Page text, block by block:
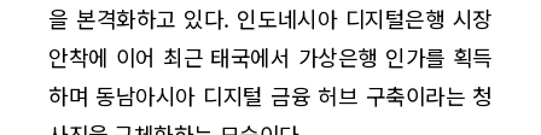
을 본격화하고 있다. 인도네시아 디지털은행 시장
안착에 이어 최근 태국에서 가상은행 인가를 획득
하며 동남아시아 디지털 금융 허브 구축이라는 청